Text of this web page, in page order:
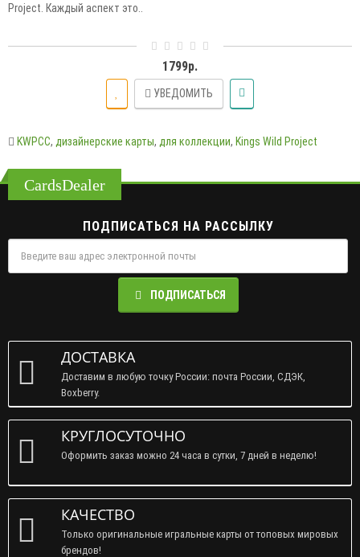
Project. Каждый аспект это..
1799р.
УВЕДОМИТЬ
KWPCC, дизайнерские карты, для коллекции, Kings Wild Project
CardsDealer
ПОДПИСАТЬСЯ НА РАССЫЛКУ
ПОДПИСАТЬСЯ
ДОСТАВКА
Доставим в любую точку России: почта России, СДЭК,
Boxberry.
КРУГЛОСУТОЧНО
Оформить заказ можно 24 часа в сутки, 7 дней в неделю!
КАЧЕСТВО
Только оригинальные игральные карты от топовых мировых
брендов!